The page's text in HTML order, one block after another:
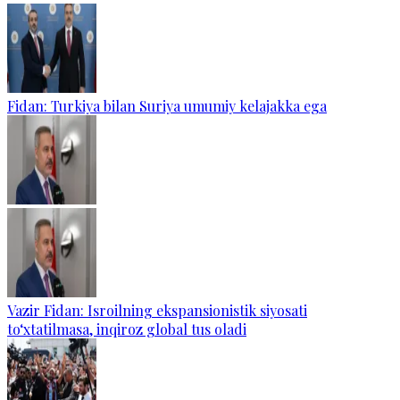
Fidan: Turkiya bilan Suriya umumiy kelajakka ega
Vazir Fidan: Isroilning ekspansionistik siyosati
to‘xtatilmasa, inqiroz global tus oladi